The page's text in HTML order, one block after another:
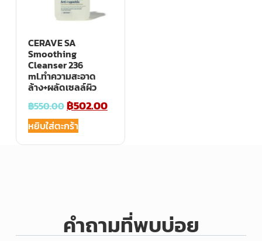
CERAVE SA
Smoothing
Cleanser 236
ml.ทำความสะอาด
ล้าง+ผลัดเซลล์ผิว
฿550.00฿502.00
หยิบใส่ตะกร้า
คำถามที่พบบ่อย